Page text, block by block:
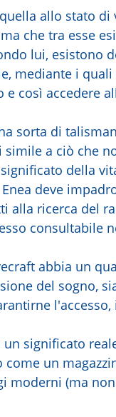
allo stato di
che tra esse
lui, esistono
mediante i quali
così accedere
sorta di
a ciò che
della
deve
alla ricerca del
consultabile
abbia un
del sogno,
l'accesso,
significato
un
moderni (ma non